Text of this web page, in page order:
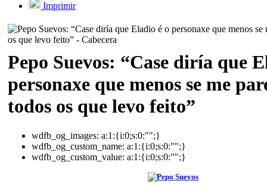
Imprimir
Pepo Suevos: “Case diría que
personaxe que menos se me
todos os que levo feito”
wdfb_og_images: a:1:{i:0;s:0:"";}
wdfb_og_custom_name: a:1:{i:0;s:0:"";}
wdfb_og_custom_value: a:1:{i:0;s:0:"";}